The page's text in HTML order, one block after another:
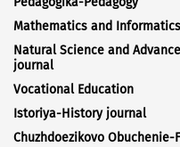
Mathematics and Informatics
Natural Science and
journal
Vocational Education
Istoriya-History journal
Chuzhdoezikovo Obuchenie-